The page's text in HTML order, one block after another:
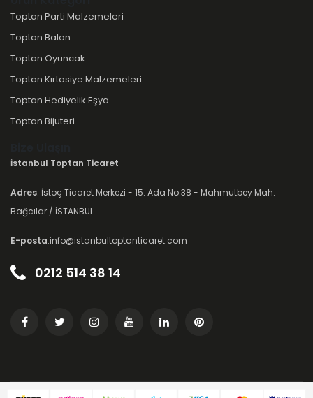
Toptan Parti Malzemeleri
Toptan Balon
Toptan Oyuncak
Toptan Kırtasiye Malzemeleri
Toptan Hediyelik Eşya
Toptan Bijuteri
İstanbul Toptan Ticaret
Adres: İstoç Ticaret Merkezi - 15. Ada No:38 - Mahmutbey Mah.
Bağcılar / İSTANBUL
E-posta:info@istanbultoptanticaret.com
0212 514 38 14